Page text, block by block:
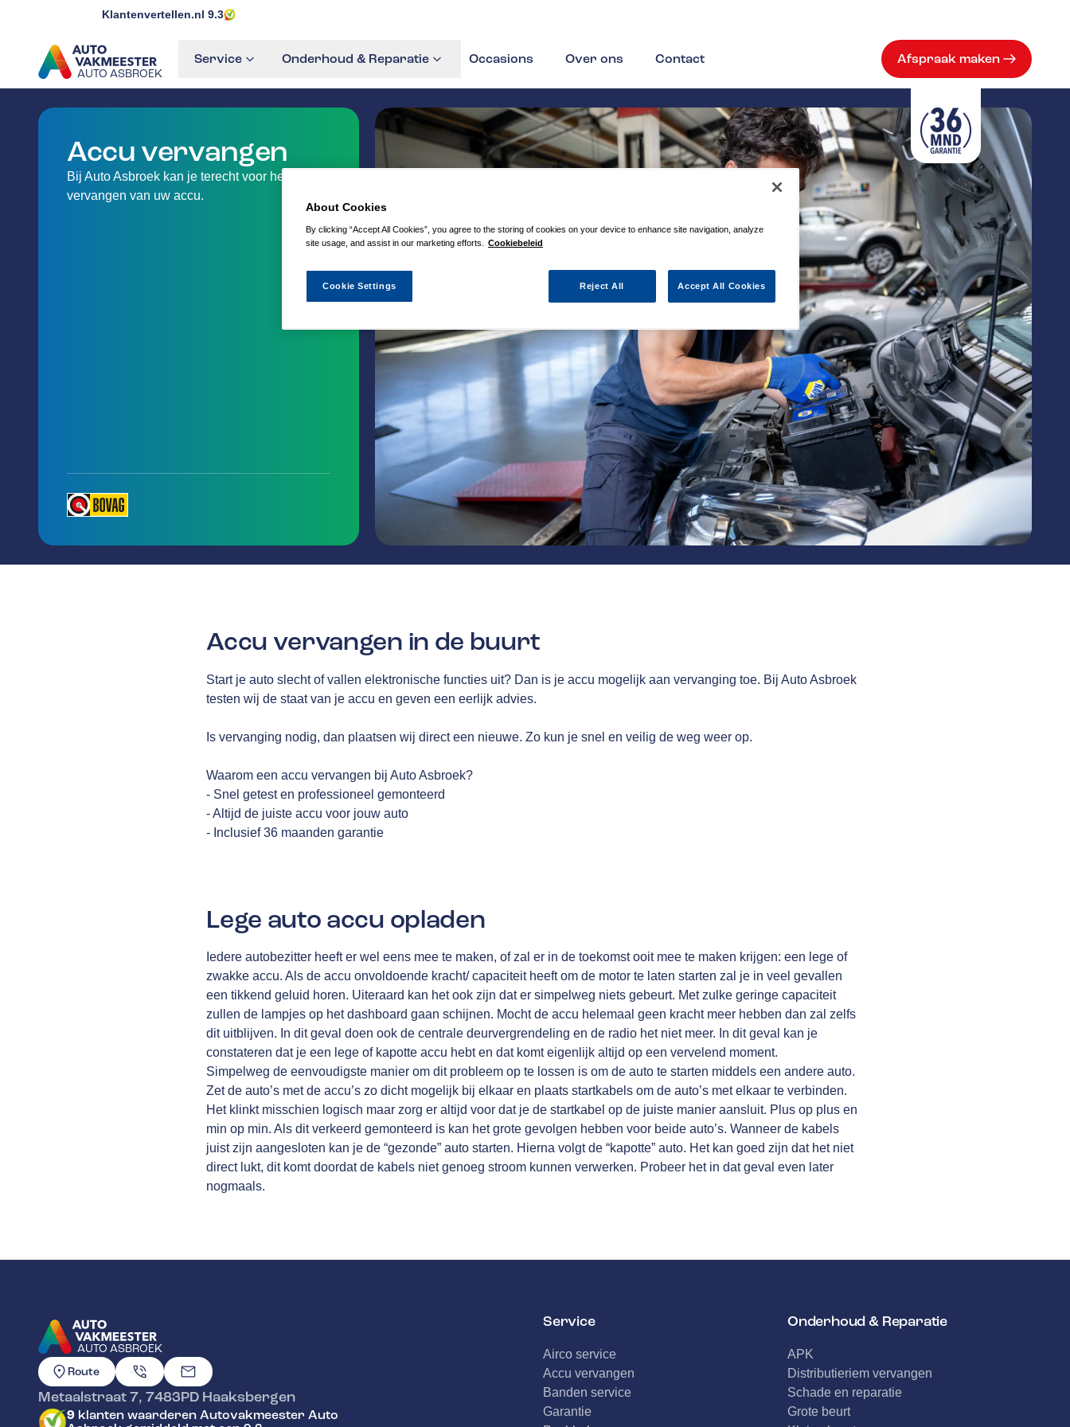
Klantenvertellen.nl 9.3
AUTO ASBROEK
GA NAAR DE HOMEPAGINA
Service Onderhoud & Reparatie Occasions Over ons Contact Afspraak maken
Accu vervangen
Bij Auto Asbroek kan je terecht voor het
vervangen van uw accu.
Accu vervangen in de buurt
Start je auto slecht of vallen elektronische functies uit? Dan is je accu mogelijk aan vervanging toe. Bij Auto Asbroek
testen wij de staat van je accu en geven een eerlijk advies.
Is vervanging nodig, dan plaatsen wij direct een nieuwe. Zo kun je snel en veilig de weg weer op.
Waarom een accu vervangen bij Auto Asbroek?
- Snel getest en professioneel gemonteerd
- Altijd de juiste accu voor jouw auto
- Inclusief 36 maanden garantie
Lege auto accu opladen
Iedere autobezitter heeft er wel eens mee te maken, of zal er in de toekomst ooit mee te maken krijgen: een lege of
zwakke accu. Als de accu onvoldoende kracht/ capaciteit heeft om de motor te laten starten zal je in veel gevallen
een tikkend geluid horen. Uiteraard kan het ook zijn dat er simpelweg niets gebeurt. Met zulke geringe capaciteit
zullen de lampjes op het dashboard gaan schijnen. Mocht de accu helemaal geen kracht meer hebben dan zal zelfs
dit uitblijven. In dit geval doen ook de centrale deurvergrendeling en de radio het niet meer. In dit geval kan je
constateren dat je een lege of kapotte accu hebt en dat komt eigenlijk altijd op een vervelend moment.
Simpelweg de eenvoudigste manier om dit probleem op te lossen is om de auto te starten middels een andere auto.
Zet de auto’s met de accu’s zo dicht mogelijk bij elkaar en plaats startkabels om de auto’s met elkaar te verbinden.
Het klinkt misschien logisch maar zorg er altijd voor dat je de startkabel op de juiste manier aansluit. Plus op plus en
min op min. Als dit verkeerd gemonteerd is kan het grote gevolgen hebben voor beide auto’s. Wanneer de kabels
juist zijn aangesloten kan je de “gezonde” auto starten. Hierna volgt de “kapotte” auto. Het kan goed zijn dat het niet
direct lukt, dit komt doordat de kabels niet genoeg stroom kunnen verwerken. Probeer het in dat geval even later
nogmaals.
AUTO ASBROEK
GA NAAR DE HOMEPAGINA
Route
Metaalstraat 7, 7483PD Haaksbergen
9 klanten waarderen Autovakmeester Auto
Service
Airco service
Accu vervangen
Banden service
Garantie
Onderhoud & Reparatie
APK
Distributieriem vervangen
Schade en reparatie
Grote beurt
About Cookies
By clicking “Accept All Cookies”, you agree to the storing of cookies on your device to enhance site navigation, analyze
site usage, and assist in our marketing efforts.
Cookiebeleid
Reject All Accept All Cookies
Cookie Settings